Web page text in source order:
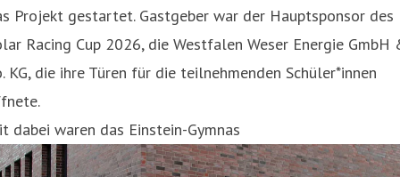
Projekt gestartet. Gastgeber war der Hauptsponsor des
Racing Cup 2026, die Westfalen Weser Energie GmbH
KG, die ihre Türen für die teilnehmenden Schüler*innen
dabei waren das Einstein-Gymnas